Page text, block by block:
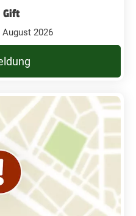
Gift
August 2026